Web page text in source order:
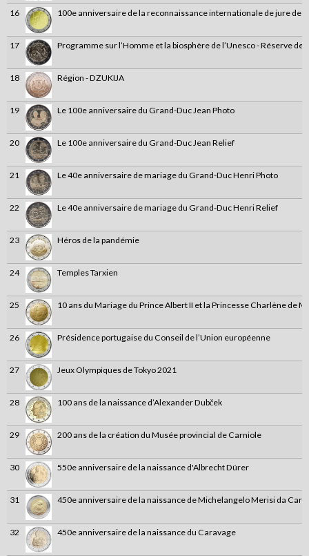
16 100e anniversaire de la reconnaissance internationale de jure de
17 Programme sur l’Homme et la biosphère de l’Unesco - Réserve de
18 Région - DZUKIJA
19 Le 100e anniversaire du Grand-Duc Jean Photo
20 Le 100e anniversaire du Grand-Duc Jean Relief
21 Le 40e anniversaire de mariage du Grand-Duc Henri Photo
22 Le 40e anniversaire de mariage du Grand-Duc Henri Relief
23 Héros de la pandémie
24 Temples Tarxien
25 10 ans du Mariage du Prince Albert II et la Princesse Charlène de
26 Présidence portugaise du Conseil de l’Union européenne
27 Jeux Olympiques de Tokyo 2021
28 100 ans de la naissance d’Alexander Dubček
29 200 ans de la création du Musée provincial de Carniole
30 550e anniversaire de la naissance d'Albrecht Dürer
31 450e anniversaire de la naissance de Michelangelo Merisi da
32 450e anniversaire de la naissance du Caravage